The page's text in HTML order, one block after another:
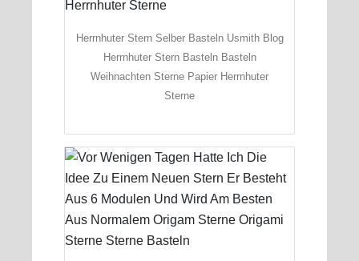
Herrnhuter Stern Selber Basteln Usmith Blog
Herrnhuter Stern Basteln Basteln
Weihnachten Sterne Papier Herrnhuter
Sterne